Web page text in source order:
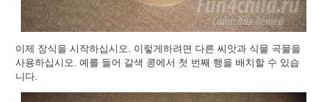
이제 장식을 시작하십시오. 이렇게하려면 다른 씨앗과 식물 곡물을
사용하십시오. 예를 들어 갈색 콩에서 첫 번째 행을 배치할 수 있습
니다.